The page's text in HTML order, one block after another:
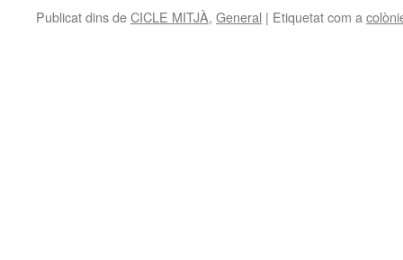
Publicat dins deCICLE MITJÀ, General | Etiquetat com a